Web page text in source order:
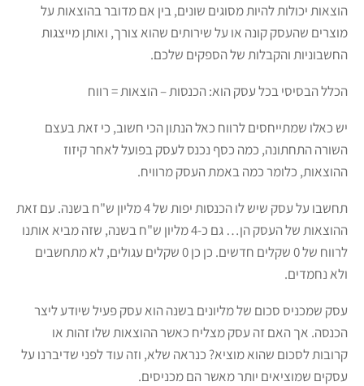
הוצאות יכולות להיות מסוגים שונים, בין אם מדובר בהוצאות על
מוצרים שהעסק קונה או על שירותים שהוא צורך, ואותן מייצגות
החשבוניות והקבלות של הספקים שלכם.
הכלל הבסיסי בכל עסק הוא: הכנסות – הוצאות = רווח
יש כאלו שמתייחסים לרווח כאל הנתון הכי חשוב, כי זאת בעצם
השורה התחתונה, כמה כסף נכנס לעסק בפועל לאחר קיזוז
ההוצאות, כלומר כמה באמת העסק מרוויח.
תחשבו על עסק שיש לו הכנסות יפות של 4 מליון ש"ח בשנה. עם זאת
ההוצאות של העסק הן… גם כ-4 מליון ש"ח בשנה, שזה מביא אותנו
לרווח של 0 שקלים חדשים. כן כן 0 שקלים עגולים, לא מתחשבים
ולא נחמדים.
עסק שמכניס סכום של מליונים בשנה הוא עסק פעיל שיודע ליצר
הכנסה. אך האם זה עסק מצליח כאשר ההוצאות שלו זהות או
קרובות לסכום שהוא מוציא? כנראה שלא, וזה עוד לפני שדיברנו על
עסקים שמוציאים יותר מאשר הם מכניסים.